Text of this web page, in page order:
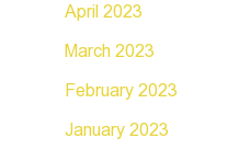
April 2023
March 2023
February 2023
January 2023